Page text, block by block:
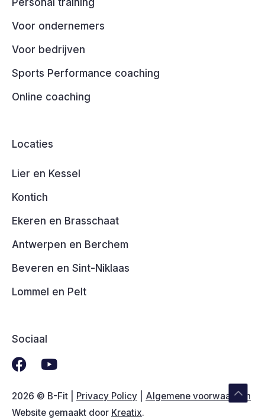
Voor ondernemers
Voor bedrijven
Sports Performance coaching
Online coaching
Locaties
Lier en Kessel
Kontich
Ekeren en Brasschaat
Antwerpen en Berchem
Beveren en Sint-Niklaas
Lommel en Pelt
Sociaal
F
c
e
Y
u
t
2026 © B-Fit | Privacy Policy
Algemene voorwaarden
Website gemaakt door Kreatix.
Scroll